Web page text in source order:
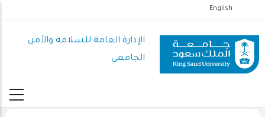
إلى
المحتوى
الرئيسي
English
الإدارة العامة للسلامة والأمن
الجامعي